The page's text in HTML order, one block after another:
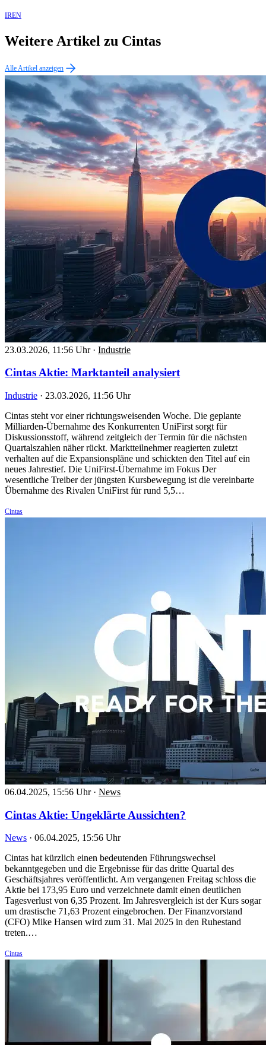
IREN
Weitere Artikel zu Cintas
Alle Artikel anzeigen
23.03.2026, 11:56 Uhr · Industrie
Cintas Aktie: Marktanteil analysiert
Industrie · 23.03.2026, 11:56 Uhr
Cintas steht vor einer richtungsweisenden Woche. Die geplante
Milliarden-Übernahme des Konkurrenten UniFirst sorgt für
Diskussionsstoff, während zeitgleich der Termin für die nächsten
Quartalszahlen näher rückt. Marktteilnehmer reagierten zuletzt
verhalten auf die Expansionspläne und schickten den Titel auf ein
neues Jahrestief. Die UniFirst-Übernahme im Fokus Der
wesentliche Treiber der jüngsten Kursbewegung ist die vereinbarte
Übernahme des Rivalen UniFirst für rund 5,5…
Cintas
06.04.2025, 15:56 Uhr · News
Cintas Aktie: Ungeklärte Aussichten?
News · 06.04.2025, 15:56 Uhr
Cintas hat kürzlich einen bedeutenden Führungswechsel
bekanntgegeben und die Ergebnisse für das dritte Quartal des
Geschäftsjahres veröffentlicht. Am vergangenen Freitag schloss die
Aktie bei 173,95 Euro und verzeichnete damit einen deutlichen
Tagesverlust von 6,35 Prozent. Im Jahresvergleich ist der Kurs sogar
um drastische 71,63 Prozent eingebrochen. Der Finanzvorstand
(CFO) Mike Hansen wird zum 31. Mai 2025 in den Ruhestand
treten.…
Cintas